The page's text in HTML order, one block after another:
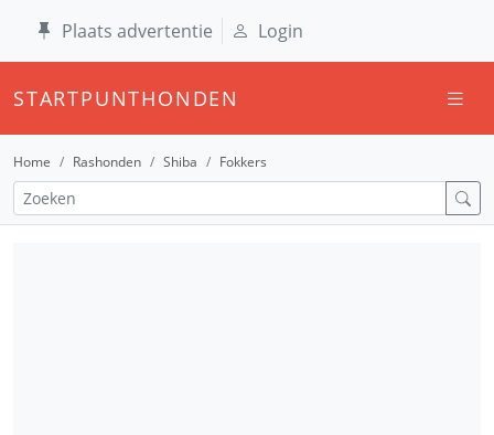
Plaats advertentie Login
STARTPUNTHONDEN
Home Rashonden Shiba Fokkers